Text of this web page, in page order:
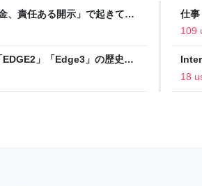
責任ある開示」で起きてい
仕事
の
109
」「Edge3」の歴史に
へ
18